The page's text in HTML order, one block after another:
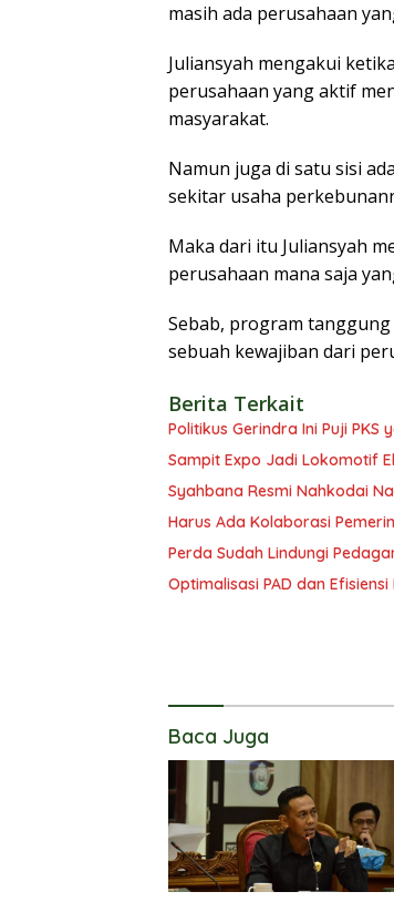
masih ada perusahaan
Juliansyah mengakui
perusahaan yang aktif
masyarakat.
Namun juga di satu sisi
sekitar usaha
Maka dari itu Juliansyah
perusahaan mana saja
Sebab, program tanggung
sebuah kewajiban dari
Berita Terkait
Politikus Gerindra Ini Puji
Sampit Expo Jadi Lokomotif
Syahbana Resmi Nahkodai
Harus Ada Kolaborasi
Perda Sudah Lindungi
Optimalisasi PAD dan
Baca Juga